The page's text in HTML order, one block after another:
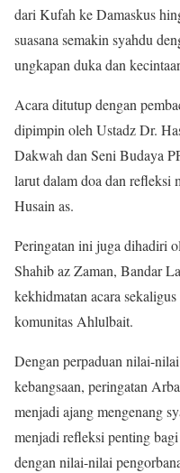
dari Kufah ke Damaskus
suasana semakin syahdu
ungkapan duka dan
Acara ditutup dengan
dipimpin oleh Ustadz Dr.
Dakwah dan Seni Budaya
larut dalam doa dan refleksi
Husain as.
Peringatan ini juga dihadiri
Shahib az Zaman, Bandar
kekhidmatan acara
komunitas Ahlulbait.
Dengan perpaduan nilai-
kebangsaan, peringatan
menjadi ajang mengenang
menjadi refleksi penting
dengan nilai-nilai